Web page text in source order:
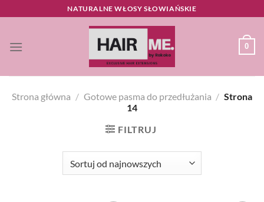
NATURALNE WŁOSY SŁOWIAŃSKIE
0
Strona główna / Gotowe pasma do przedłużania / Strona
14
FILTRUJ